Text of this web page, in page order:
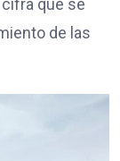
que se
de las